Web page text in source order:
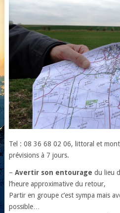
Tel : 08 36 68 02 06, littoral et
prévisions à 7 jours.
– Avertir son entourage du lieu
l’heure approximative du retour,
Partir en groupe c’est sympa mais
possible…